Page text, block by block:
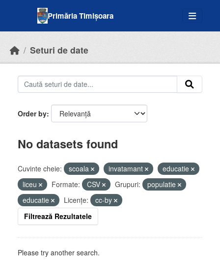
Primăria Timișoara
Seturi de date
Order by
No datasets found
Cuvinte cheie: scoala invatamant
educatie
liceu
Formate: CSV Grupuri:
populatie
educatie
Licenţe:
cc-by
Filtrează Rezultatele
Please try another search.